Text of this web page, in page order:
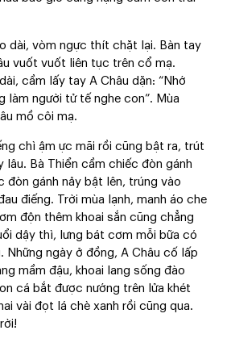
dài, vòm ngực thít chặt lại. Bàn tay
vuốt vuốt liên tục trên cổ mạ.
cầm lấy tay A Châu dặn: “Nhớ
làm người tử tế nghe con”. Mùa
mồ côi mạ.
chì ậm ực mãi rồi cũng bật ra, trút
lâu. Bà Thiển cầm chiếc đòn gánh
đòn gánh nảy bật lên, trúng vào
điếng. Trời mùa lạnh, manh áo che
độn thêm khoai sắn cũng chẳng
dậy thì, lưng bát cơm mỗi bữa có
Những ngày ở đồng, A Châu cố lấp
mầm đậu, khoai lang sống đào
cá bắt được nướng trên lửa khét
vài đọt lá chè xanh rồi cũng qua.